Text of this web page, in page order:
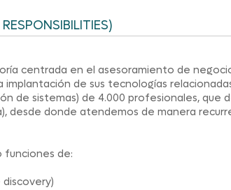
centrada en el asesoramiento de
de sus tecnologías
de sistemas) de 4.000 profesionales, que
desde donde atendemos de manera
funciones de: